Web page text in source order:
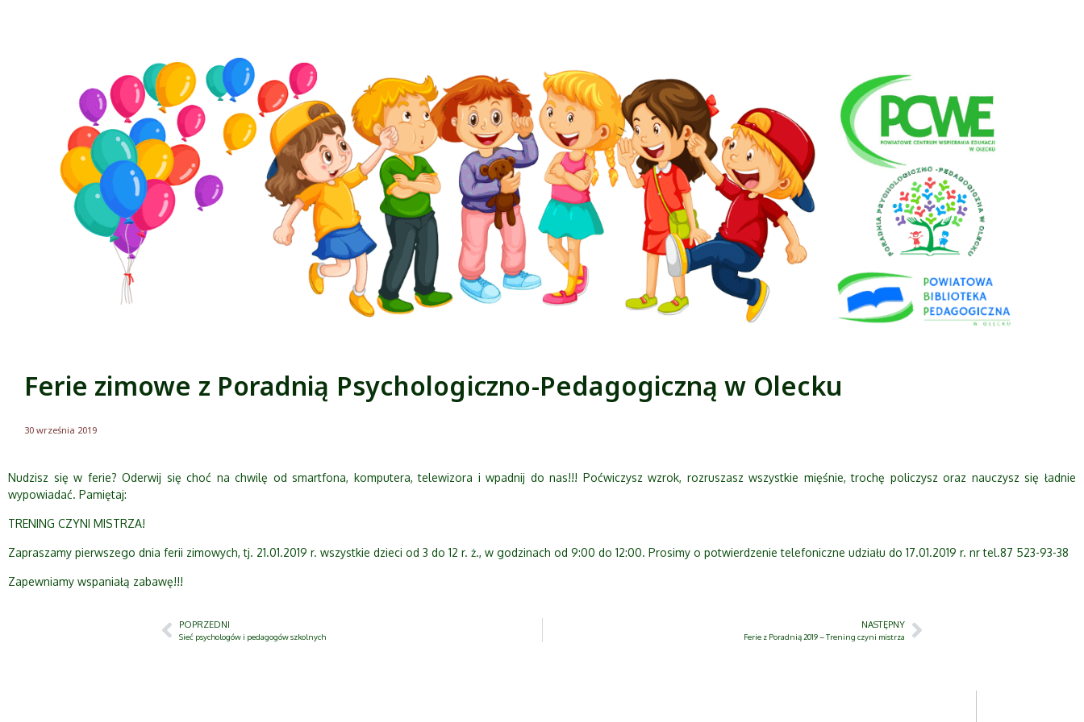
Ferie zimowe z Poradnią Psychologiczno-Pedagogiczną w Olecku
30 września 2019
Nudzisz się w ferie? Oderwij się choć na chwilę od smartfona, komputera, telewizora i wpadnij do nas!!! Poćwiczysz wzrok, rozruszasz wszystkie mięśnie, trochę policzysz oraz nauczysz się ładnie
wypowiadać. Pamiętaj:
TRENING CZYNI MISTRZA!
Zapraszamy pierwszego dnia ferii zimowych, tj. 21.01.2019 r. wszystkie dzieci od 3 do 12 r. ż., w godzinach od 9:00 do 12:00. Prosimy o potwierdzenie telefoniczne udziału do 17.01.2019 r. nr tel.87 523-93-38
Zapewniamy wspaniałą zabawę!!!
POPRZEDNI
Sieć psychologów i pedagogów szkolnych
NASTĘPNY
Ferie z Poradnią 2019 – Trening czyni mistrza